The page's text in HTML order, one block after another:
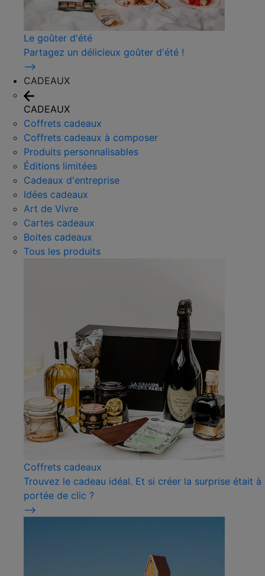
Le goûter d'été
Partagez un délicieux goûter d'été !
⟶
CADEAUX
CADEAUX
Coffrets cadeaux
Coffrets cadeaux à composer
Produits personnalisables
Éditions limitées
Cadeaux d'entreprise
Idées cadeaux
Art de Vivre
Cartes cadeaux
Boites cadeaux
Tous les produits
Coffrets cadeaux
Trouvez le cadeau idéal. Et si créer la surprise était à
portée de clic ?
⟶